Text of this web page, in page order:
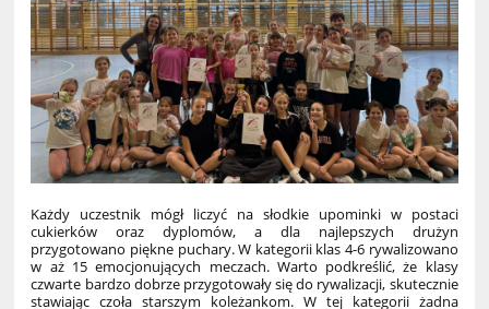
Każdy uczestnik mógł liczyć na słodkie upominki w postaci
cukierków oraz dyplomów, a dla najlepszych drużyn
przygotowano piękne puchary. W kategorii klas 4-6 rywalizowano
w aż 15 emocjonujących meczach. Warto podkreślić, że klasy
czwarte bardzo dobrze przygotowały się do rywalizacji, skutecznie
stawiając czoła starszym koleżankom. W tej kategorii żadna